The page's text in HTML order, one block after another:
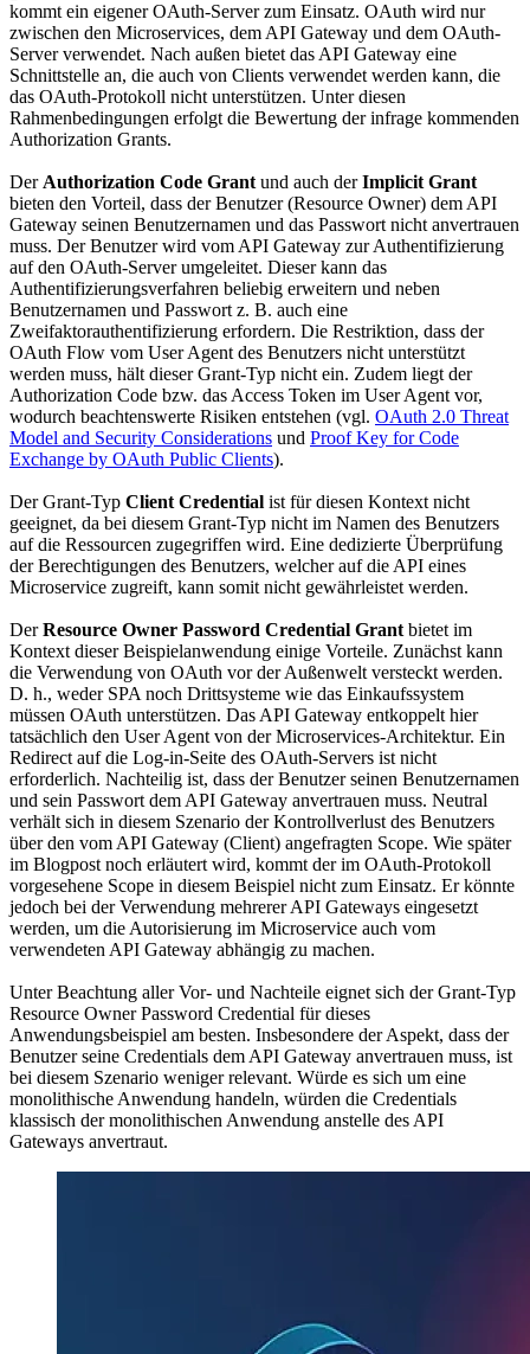
kommt ein eigener OAuth-Server zum Einsatz. OAuth wird nur
zwischen den Microservices, dem API Gateway und dem OAuth-
Server verwendet. Nach außen bietet das API Gateway eine
Schnittstelle an, die auch von Clients verwendet werden kann, die
das OAuth-Protokoll nicht unterstützen. Unter diesen
Rahmenbedingungen erfolgt die Bewertung der infrage kommenden
Authorization Grants.
Der Authorization Code Grant und auch derImplicit Grant
bieten den Vorteil, dass der Benutzer (Resource Owner) dem API
Gateway seinen Benutzernamen und das Passwort nicht anvertrauen
muss. Der Benutzer wird vom API Gateway zur Authentifizierung
auf den OAuth-Server umgeleitet. Dieser kann das
Authentifizierungsverfahren beliebig erweitern und neben
Benutzernamen und Passwort z. B. auch eine
Zweifaktorauthentifizierung erfordern. Die Restriktion, dass der
OAuth Flow vom User Agent des Benutzers nicht unterstützt
werden muss, hält dieser Grant-Typ nicht ein. Zudem liegt der
Authorization Code bzw. das Access Token im User Agent vor,
wodurch beachtenswerte Risiken entstehen (vgl. OAuth 2.0 Threat
Model and Security Considerations und Proof Key for Code
Exchange by OAuth Public Clients).
Der Grant-Typ Client Credential ist für diesen Kontext nicht
geeignet, da bei diesem Grant-Typ nicht im Namen des Benutzers
auf die Ressourcen zugegriffen wird. Eine dedizierte Überprüfung
der Berechtigungen des Benutzers, welcher auf die API eines
Microservice zugreift, kann somit nicht gewährleistet werden.
DerResource Owner Password Credential Grant bietet im
Kontext dieser Beispielanwendung einige Vorteile. Zunächst kann
die Verwendung von OAuth vor der Außenwelt versteckt werden.
D. h., weder SPA noch Drittsysteme wie das Einkaufssystem
müssen OAuth unterstützen. Das API Gateway entkoppelt hier
tatsächlich den User Agent von der Microservices-Architektur. Ein
Redirect auf die Log-in-Seite des OAuth-Servers ist nicht
erforderlich. Nachteilig ist, dass der Benutzer seinen Benutzernamen
und sein Passwort dem API Gateway anvertrauen muss. Neutral
verhält sich in diesem Szenario der Kontrollverlust des Benutzers
über den vom API Gateway (Client) angefragten Scope. Wie später
im Blogpost noch erläutert wird, kommt der im OAuth-Protokoll
vorgesehene Scope in diesem Beispiel nicht zum Einsatz. Er könnte
jedoch bei der Verwendung mehrerer API Gateways eingesetzt
werden, um die Autorisierung im Microservice auch vom
verwendeten API Gateway abhängig zu machen.
Unter Beachtung aller Vor- und Nachteile eignet sich der Grant-Typ
Resource Owner Password Credential für dieses
Anwendungsbeispiel am besten. Insbesondere der Aspekt, dass der
Benutzer seine Credentials dem API Gateway anvertrauen muss, ist
bei diesem Szenario weniger relevant. Würde es sich um eine
monolithische Anwendung handeln, würden die Credentials
klassisch der monolithischen Anwendung anstelle des API
Gateways anvertraut.